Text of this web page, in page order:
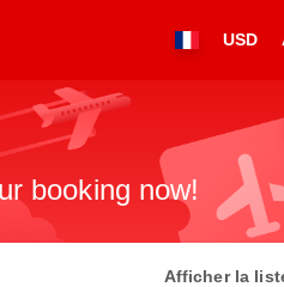
USD
booking now!
Afficher la